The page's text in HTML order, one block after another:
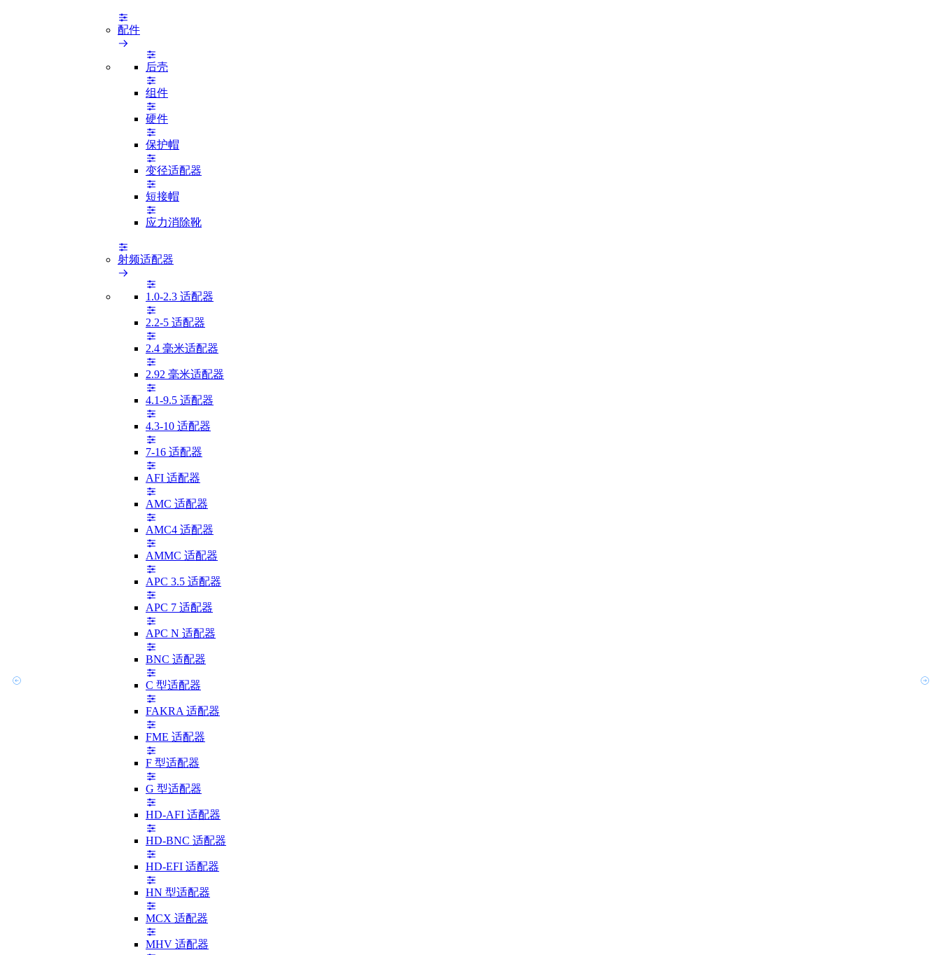
配件
后壳
组件
硬件
保护帽
变径适配器
短接帽
应力消除靴
射频适配器
1.0-2.3 适配器
2.2-5 适配器
2.4 毫米适配器
2.92 毫米适配器
4.1-9.5 适配器
4.3-10 适配器
7-16 适配器
AFI 适配器
AMC 适配器
AMC4 适配器
AMMC 适配器
APC 3.5 适配器
APC 7 适配器
APC N 适配器
BNC 适配器
C 型适配器
FAKRA 适配器
FME 适配器
F 型适配器
G 型适配器
HD-AFI 适配器
HD-BNC 适配器
HD-EFI 适配器
HN 型适配器
MCX 适配器
MHV 适配器